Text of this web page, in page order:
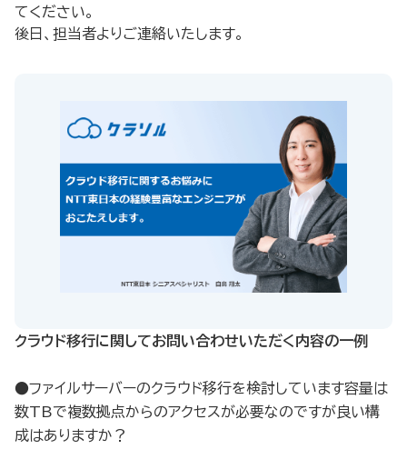
てください。
後日、担当者よりご連絡いたします。
クラウド移行に関してお問い合わせいただく内容の一例​
●ファイルサーバーのクラウド移行を検討しています容量は
数TBで複数拠点からのアクセスが必要なのですが良い構
成はありますか？